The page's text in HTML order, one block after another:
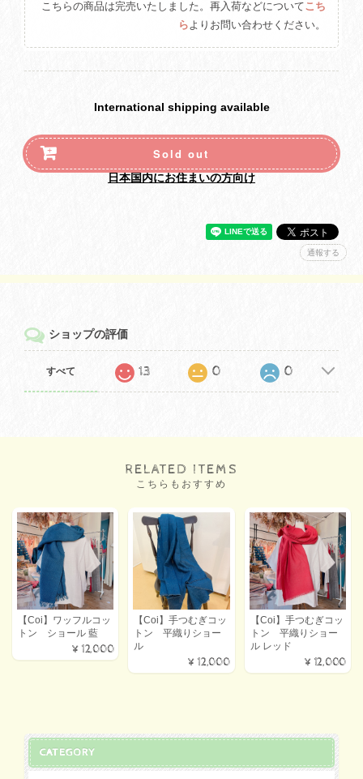
こちらの商品は完売いたしました。再入荷などについてこち
らよりお問い合わせください。
International shipping available
Sold out
日本国内にお住まいの方向け
通報する
ショップの評価
すべて 13 0 0
RELATED ITEMS
こちらもおすすめ
【Coi】ワッフルコッ
トン ショール 藍
¥12,000
【Coi】手つむぎコッ
トン 平織りショー
ル
¥12,000
【Coi】手つむぎコッ
トン 平織りショー
ル レッド
¥12,000
CATEGORY